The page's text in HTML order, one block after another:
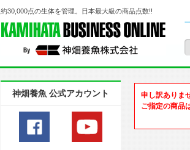
約30,000点の生体を管理。日本最大級の商品点数!!
申し訳ありま
ご指定の商品
神畑養魚 公式アカウント